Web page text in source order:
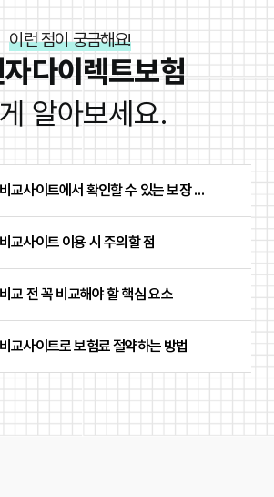
이런 점이 궁금해요!
다이렉트보험
알아보세요.
교사이트에서 확인할 수 있는 보장 항
교사이트 이용 시 주의할 점
교 전 꼭 비교해야 할 핵심 요소
교사이트로 보험료 절약하는 방법